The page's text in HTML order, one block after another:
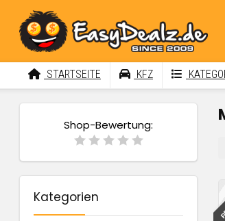
STARTSEITE KFZ
Shop-Bewertung:
Kategorien